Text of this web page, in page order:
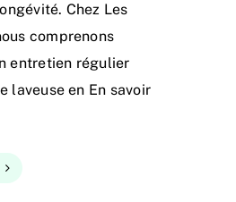
Chez Les
comprenons
entretien régulier
laveuse en En savoir